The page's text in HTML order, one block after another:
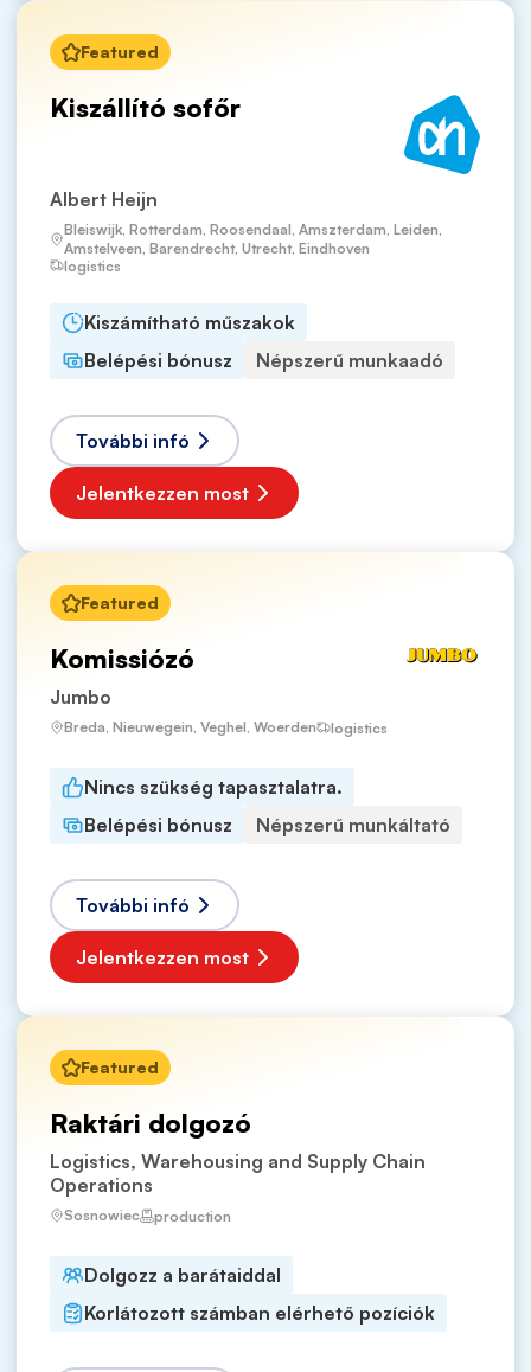
Featured
Kiszállító sofőr
Albert Heijn
Bleiswijk, Rotterdam, Roosendaal, Amszterdam, Leiden,
Amstelveen, Barendrecht, Utrecht, Eindhoven
logistics
Kiszámítható műszakok
Belépési bónusz
Népszerű munkaadó
További infó
Jelentkezzen most
Featured
Komissiózó
Jumbo
Breda, Nieuwegein, Veghel, Woerden logistics
Nincs szükség tapasztalatra.
Belépési bónusz
Népszerű munkáltató
További infó
Jelentkezzen most
Featured
Raktári dolgozó
Logistics, Warehousing and Supply Chain
Operations
Sosnowiec production
Dolgozz a barátaiddal
Korlátozott számban elérhető pozíciók